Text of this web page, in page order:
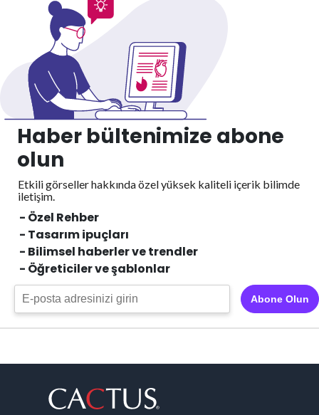
Haber bültenimize abone
olun
Etkili görseller hakkında özel yüksek kaliteli içerik bilimde
iletişim.
- Özel Rehber
- Tasarım ipuçları
- Bilimsel haberler ve trendler
- Öğreticiler ve şablonlar
Abone Olun